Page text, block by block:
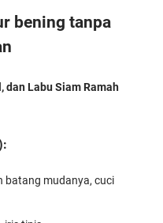
bening tanpa
dan Labu Siam Ramah
batang mudanya, cuci